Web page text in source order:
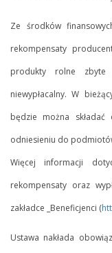
Ze środków
rekompensaty
produkty rolne zbyte
niewypłacalny. W
będzie można
odniesieniu do
Więcej informacji
rekompensaty oraz
zakładce _Beneficjenci (
Ustawa nakłada